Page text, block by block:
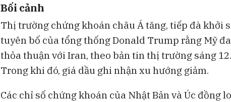
Bối cảnh
Thị trường chứng khoán châu Á tăng, tiếp đà khởi
tuyên bố của tổng thống Donald Trump rằng Mỹ
thỏa thuận với Iran, theo bản tin thị trường sáng
Trong khi đó, giá dầu ghi nhận xu hướng giảm.
Các chỉ số chứng khoán của Nhật Bản và Úc đồng